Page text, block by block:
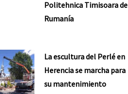
Politehnica Timisoara de
Rumanía
La escultura del Perlé en
Herencia se marcha para
su mantenimiento